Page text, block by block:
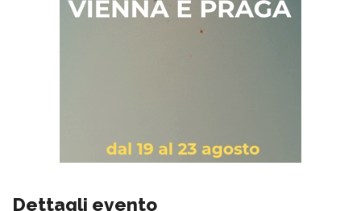
Dettagli evento